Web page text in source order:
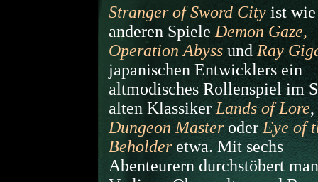
Stranger of Sword City ist
anderen Spiele Demon Gaze,
Operation Abyss und Ray
japanischen Entwicklers ein
altmodisches Rollenspiel im
alten KlassikerLands of Lore,
Dungeon MasteroderEye of
Beholderetwa. Mit sechs
Abenteurern durchstöbert man